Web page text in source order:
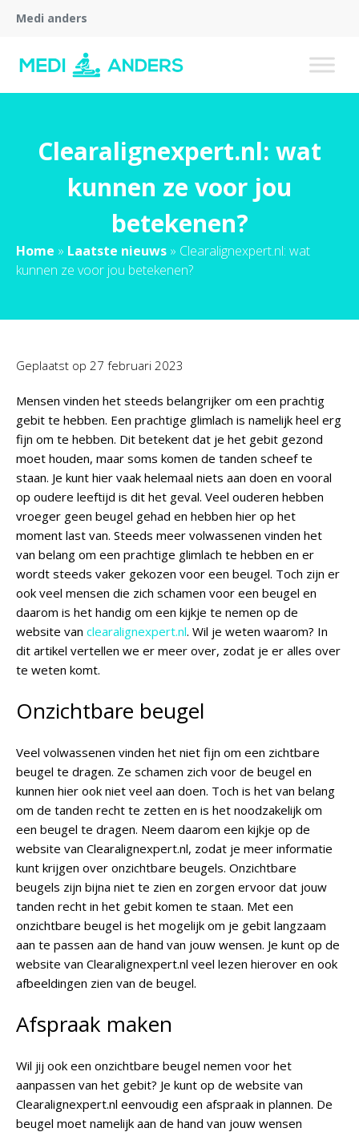
Medi anders
Clearalignexpert.nl: wat
kunnen ze voor jou
betekenen?
Home » Laatste nieuws » Clearalignexpert.nl: wat
kunnen ze voor jou betekenen?
Geplaatst op 27 februari 2023
Mensen vinden het steeds belangrijker om een prachtig
gebit te hebben. Een prachtige glimlach is namelijk heel erg
fijn om te hebben. Dit betekent dat je het gebit gezond
moet houden, maar soms komen de tanden scheef te
staan. Je kunt hier vaak helemaal niets aan doen en vooral
op oudere leeftijd is dit het geval. Veel ouderen hebben
vroeger geen beugel gehad en hebben hier op het
moment last van. Steeds meer volwassenen vinden het
van belang om een prachtige glimlach te hebben en er
wordt steeds vaker gekozen voor een beugel. Toch zijn er
ook veel mensen die zich schamen voor een beugel en
daarom is het handig om een kijkje te nemen op de
website van clearalignexpert.nl. Wil je weten waarom? In
dit artikel vertellen we er meer over, zodat je er alles over
te weten komt.
Onzichtbare beugel
Veel volwassenen vinden het niet fijn om een zichtbare
beugel te dragen. Ze schamen zich voor de beugel en
kunnen hier ook niet veel aan doen. Toch is het van belang
om de tanden recht te zetten en is het noodzakelijk om
een beugel te dragen. Neem daarom een kijkje op de
website van Clearalignexpert.nl, zodat je meer informatie
kunt krijgen over onzichtbare beugels. Onzichtbare
beugels zijn bijna niet te zien en zorgen ervoor dat jouw
tanden recht in het gebit komen te staan. Met een
onzichtbare beugel is het mogelijk om je gebit langzaam
aan te passen aan de hand van jouw wensen. Je kunt op de
website van Clearalignexpert.nl veel lezen hierover en ook
afbeeldingen zien van de beugel.
Afspraak maken
Wil jij ook een onzichtbare beugel nemen voor het
aanpassen van het gebit? Je kunt op de website van
Clearalignexpert.nl eenvoudig een afspraak in plannen. De
beugel moet namelijk aan de hand van jouw wensen